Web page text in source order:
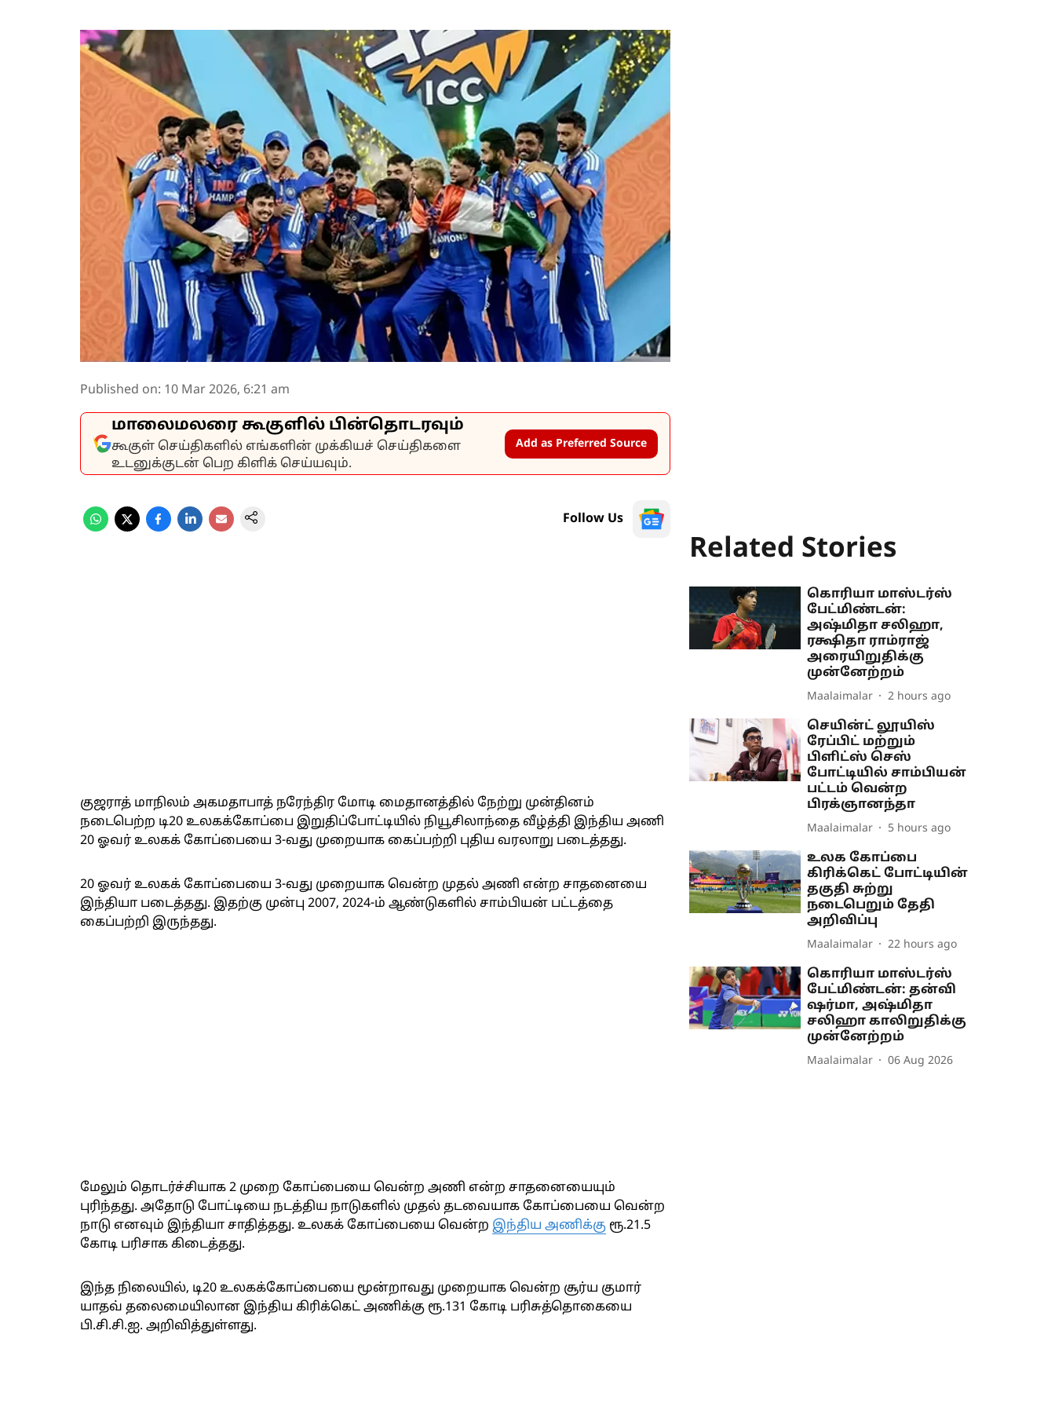
Published on: 10 Mar 2026, 6:21 am
மாலைமலரை கூகுளில் பின்தொடரவும்
கூகுள் செய்திகளில் எங்களின் முக்கியச் செய்திகளை
உடனுக்குடன் பெற கிளிக் செய்யவும்.
Add as Preferred Source
Follow Us
குஜராத் மாநிலம் அகமதாபாத் நரேந்திர மோடி மைதானத்தில் நேற்று முன்தினம்
நடைபெற்ற டி20 உலகக்கோப்பை இறுதிப்போட்டியில் நியூசிலாந்தை வீழ்த்தி இந்திய அணி
20 ஓவர் உலகக் கோப்பையை 3-வது முறையாக கைப்பற்றி புதிய வரலாறு படைத்தது.
20 ஓவர் உலகக் கோப்பையை 3-வது முறையாக வென்ற முதல் அணி என்ற சாதனையை
இந்தியா படைத்தது. இதற்கு முன்பு 2007, 2024-ம் ஆண்டுகளில் சாம்பியன் பட்டத்தை
கைப்பற்றி இருந்தது.
மேலும் தொடர்ச்சியாக 2 முறை கோப்பையை வென்ற அணி என்ற சாதனையையும்
புரிந்தது. அதோடு போட்டியை நடத்திய நாடுகளில் முதல் தடவையாக கோப்பையை வென்ற
நாடு எனவும் இந்தியா சாதித்தது. உலகக் கோப்பையை வென்ற இந்திய அணிக்கு ரூ.21.5
கோடி பரிசாக கிடைத்தது.
இந்த நிலையில், டி20 உலகக்கோப்பையை மூன்றாவது முறையாக வென்ற சூர்ய குமார்
யாதவ் தலைமையிலான இந்திய கிரிக்கெட் அணிக்கு ரூ.131 கோடி பரிசுத்தொகையை
பி.சி.சி.ஐ. அறிவித்துள்ளது.
Related Stories
கொரியா மாஸ்டர்ஸ்
பேட்மிண்டன்:
அஷ்மிதா சலிஹா,
ரக்ஷிதா ராம்ராஜ்
அரையிறுதிக்கு
முன்னேற்றம்
Maalaimalar 2 hours ago
செயின்ட் லூயிஸ்
ரேப்பிட் மற்றும்
பிளிட்ஸ் செஸ்
போட்டியில் சாம்பியன்
பட்டம் வென்ற
பிரக்ஞானந்தா
Maalaimalar 5 hours ago
உலக கோப்பை
கிரிக்கெட் போட்டியின்
தகுதி சுற்று
நடைபெறும் தேதி
அறிவிப்பு
Maalaimalar 22 hours ago
கொரியா மாஸ்டர்ஸ்
பேட்மிண்டன்: தன்வி
ஷர்மா, அஷ்மிதா
சலிஹா காலிறுதிக்கு
முன்னேற்றம்
Maalaimalar 06 Aug 2026